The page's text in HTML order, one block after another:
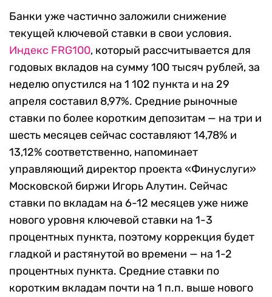
Банки уже частично заложили снижение
текущей ключевой ставки в свои условия.
Индекс FRG100, который рассчитывается для
годовых вкладов на сумму 100 тысяч рублей, за
неделю опустился на 1 102 пункта и на 29
апреля составил 8,97%. Средние рыночные
ставки по более коротким депозитам — на три и
шесть месяцев сейчас составляют 14,78% и
13,12% соответственно, напоминает
управляющий директор проекта «Финуслуги»
Московской биржи Игорь Алутин. Сейчас
ставки по вкладам на 6-12 месяцев уже ниже
нового уровня ключевой ставки на 1-3
процентных пункта, поэтому коррекция будет
гладкой и растянутой во времени — на 1-2
процентных пункта. Средние ставки по
коротким вкладам почти на 1 п.п. выше нового